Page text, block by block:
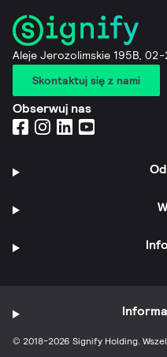
Aleje Jerozolimskie 195B,
Skontaktuj się z nami
Obserwuj nas
© 2018-2026 Signify Holding.